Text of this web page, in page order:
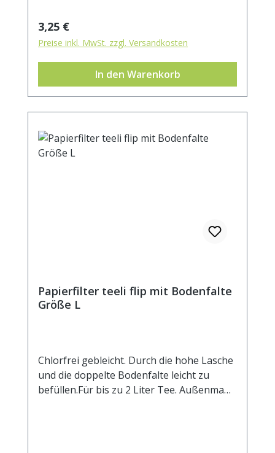
Regulärer Preis:
3,25 €
Preise inkl. MwSt. zzgl. Versandkosten
In den Warenkorb
Papierfilter teeli flip mit Bodenfalte
Größe L
Chlorfrei gebleicht. Durch die hohe Lasche
und die doppelte Bodenfalte leicht zu
befüllen.Für bis zu 2 Liter Tee. Außenmaß